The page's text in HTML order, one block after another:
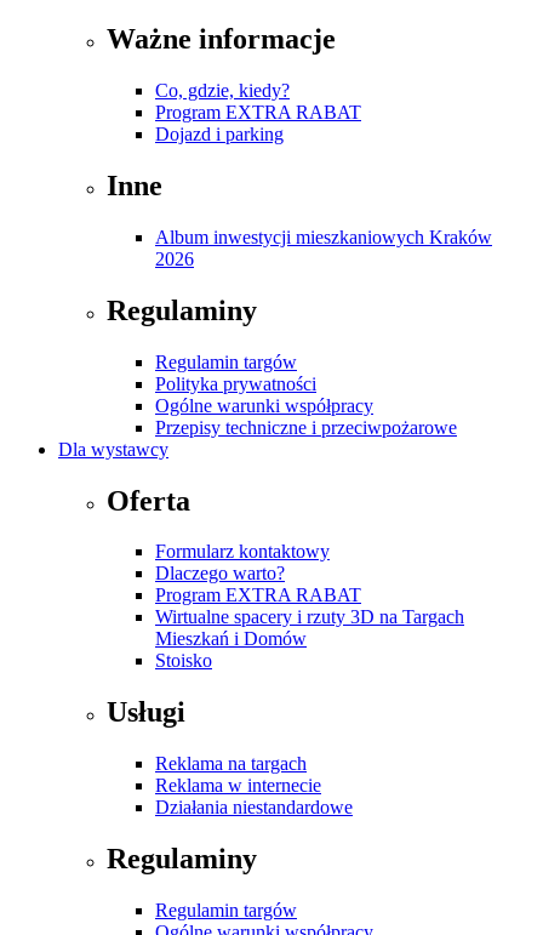
Ważne informacje
Co, gdzie, kiedy?
Program EXTRA RABAT
Dojazd i parking
Inne
Album inwestycji mieszkaniowych Kraków
2026
Regulaminy
Regulamin targów
Polityka prywatności
Ogólne warunki współpracy
Przepisy techniczne i przeciwpożarowe
Dla wystawcy
Oferta
Formularz kontaktowy
Dlaczego warto?
Program EXTRA RABAT
Wirtualne spacery i rzuty 3D na Targach
Mieszkań i Domów
Stoisko
Usługi
Reklama na targach
Reklama w internecie
Działania niestandardowe
Regulaminy
Regulamin targów